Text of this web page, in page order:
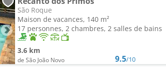
São Roque
Maison de vacances, 140 m²
17 personnes, 2 chambres, 2 salles de bains
3.6 km
de São João Novo 9.5/10